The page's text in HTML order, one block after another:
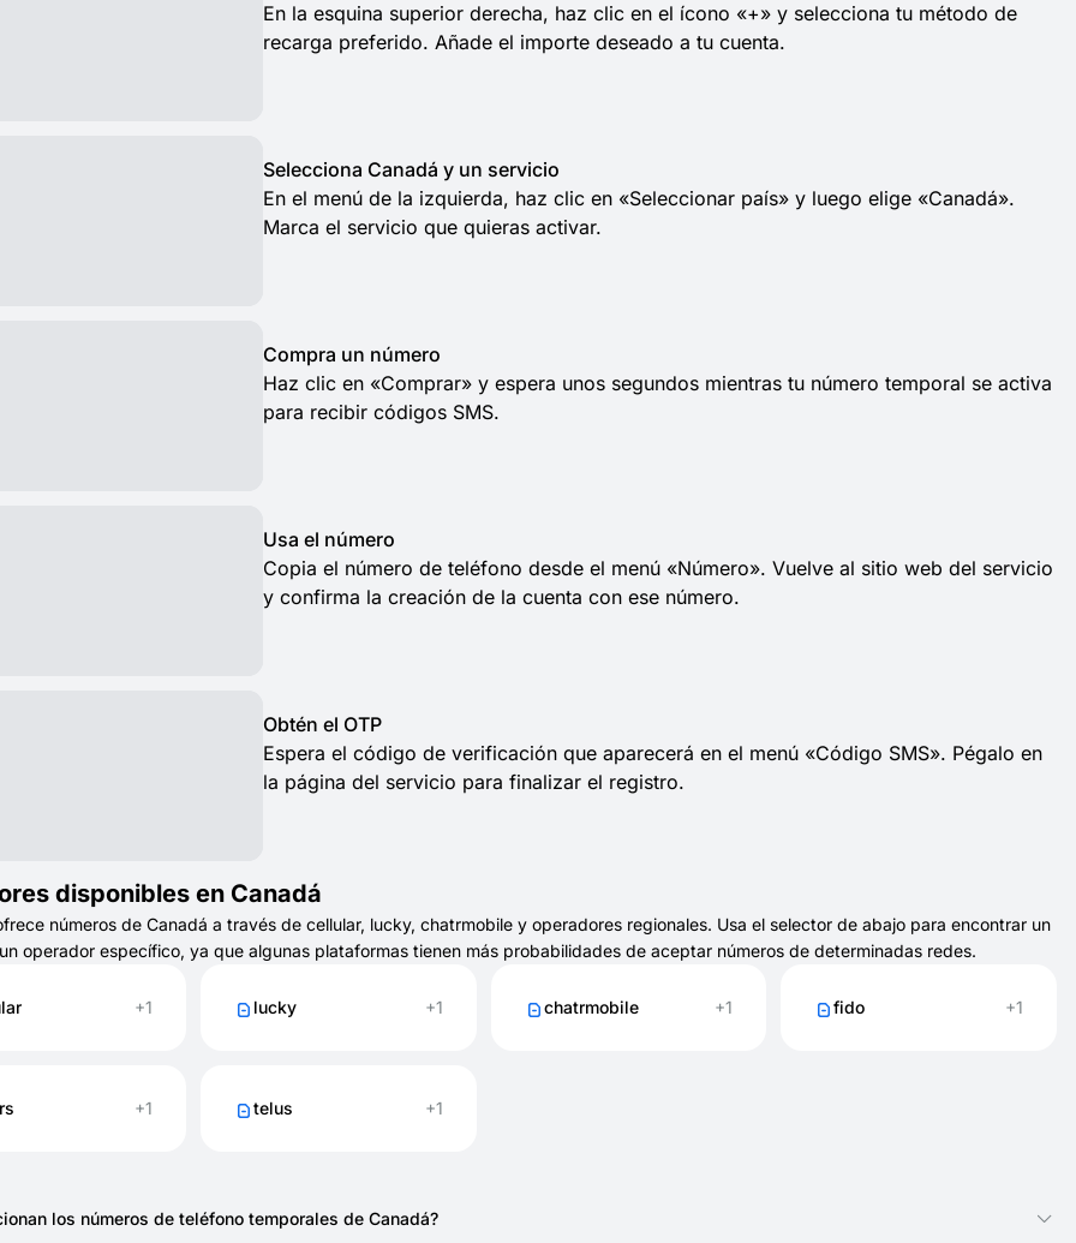
En la esquina superior derecha, haz clic en el ícono «+» y selecciona tu método de
recarga preferido. Añade el importe deseado a tu cuenta.
Selecciona Canadá y un servicio
En el menú de la izquierda, haz clic en «Seleccionar país» y luego elige «Canadá».
Marca el servicio que quieras activar.
Compra un número
Haz clic en «Comprar» y espera unos segundos mientras tu número temporal se activa
para recibir códigos SMS.
Usa el número
Copia el número de teléfono desde el menú «Número». Vuelve al sitio web del servicio
y confirma la creación de la cuenta con ese número.
Obtén el OTP
Espera el código de verificación que aparecerá en el menú «Código SMS». Pégalo en
la página del servicio para finalizar el registro.
disponibles en Canadá
números de Canadá a través de cellular, lucky, chatrmobile y operadores regionales. Usa el selector de abajo para encontrar un
operador específico, ya que algunas plataformas tienen más probabilidades de aceptar números de determinadas redes.
+1 lucky +1 chatrmobile +1 fido +1
+1 telus +1
los números de teléfono temporales de Canadá?